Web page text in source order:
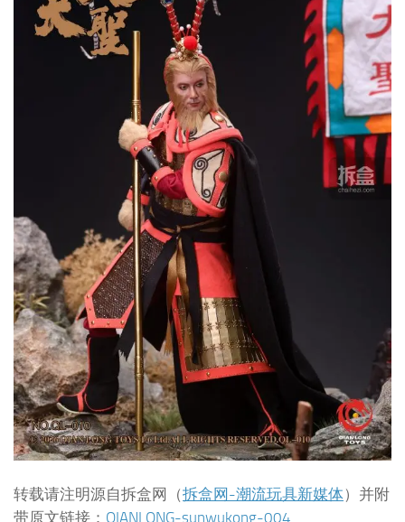
转载请注明源自拆盒网（拆盒网-潮流玩具新媒体）并附
带原文链接： QIANLONG-sunwukong-004